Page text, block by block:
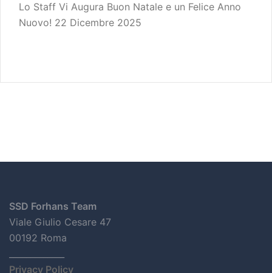
Lo Staff Vi Augura Buon Natale e un Felice Anno
Nuovo! 22 Dicembre 2025
SSD Forhans Team
Viale Giulio Cesare 47
00192 Roma
Privacy Policy